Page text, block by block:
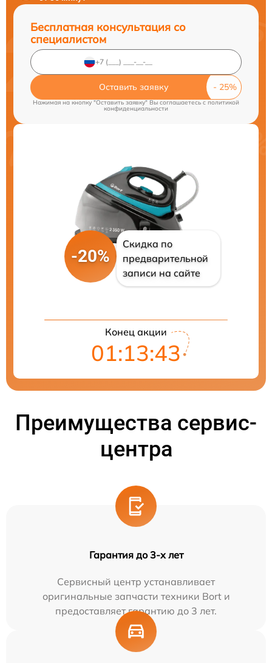
Бесплатная консультация со
специалистом
Оставить заявку
Нажимая на кнопку "Оставить заявку" Вы соглашаетесь cполитикой
конфиденциальности
-20%
Скидка по
предварительной
записи на сайте
Конец акции
01:13:42
Преимущества сервис-
центра
Гарантия до 3-х лет
Сервисный центр устанавливает
оригинальные запчасти техники Bort и
предоставляет гарантию до 3 лет.